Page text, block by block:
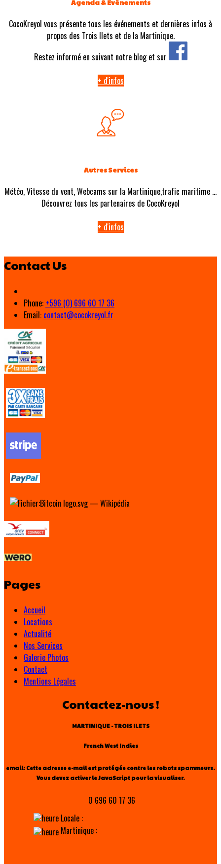
Agenda & Evénements
CocoKreyol vous présente tous les événements et dernières infos à
propos des Trois Ilets et de la Martinique.
Restez informé en suivant notre blog et sur
+ d'infos
Autres Services
Météo, Vitesse du vent, Webcams sur la Martinique,trafic maritime ...
Découvrez tous les partenaires de CocoKreyol
+ d'infos
Contact Us
Phone: +596 (0) 696 60 17 36
Email: contact@cocokreyol.fr
Pages
Accueil
Locations
Actualité
Nos Services
Galerie Photos
Contact
Mentions Légales
Contactez-nous !
MARTINIQUE - TROIS ILETS
French West Indies
email: Cette adresse e-mail est protégée contre les robots spammeurs.
Vous devez activer le JavaScript pour la visualiser.
0 696 60 17 36
Locale :
Martinique :